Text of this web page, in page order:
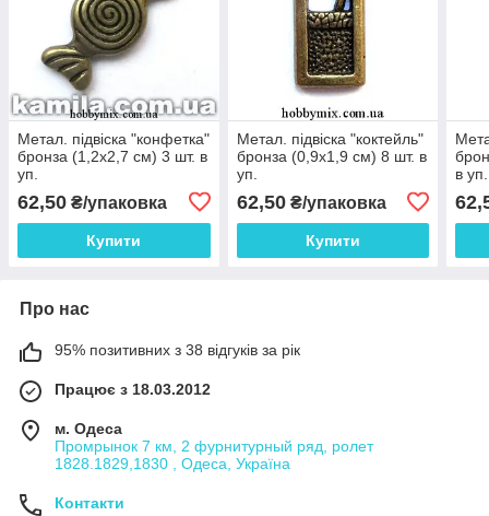
Метал. підвіска "конфетка"
бронза (1,2х2,7 см) 3 шт. в
уп.
62,50 ₴/упаковка
Купити
Метал. підвіска "коктейль"
бронза (0,9х1,9 см) 8 шт. в
уп.
62,50₴/упаковка
Купити
в уп.
Про нас
95% позитивних з 38 відгуків за рік
Працює з 18.03.2012
м. Одеса
Промрынок 7 км, 2 фурнитурный ряд, ролет
1828.1829,1830 , Одеса, Україна
Контакти